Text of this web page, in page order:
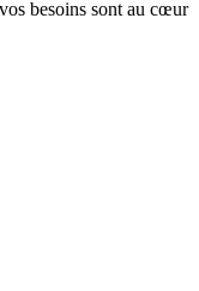
besoins sont au cœur